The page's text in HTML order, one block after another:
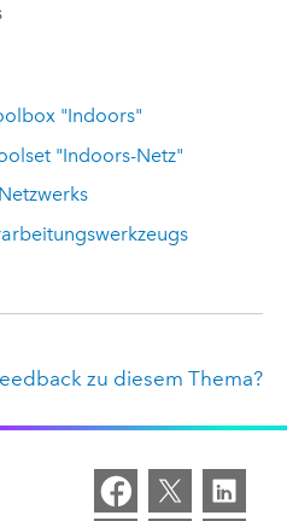
"Indoors"
"Indoors-Netz"
zu diesem Thema?